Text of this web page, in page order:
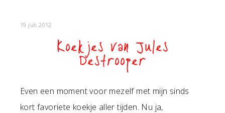
19 juli 2012
Koekjes van Jules
Destrooper
Even een moment voor mezelf met mijn sinds
kort favoriete koekje aller tijden. Nu ja,